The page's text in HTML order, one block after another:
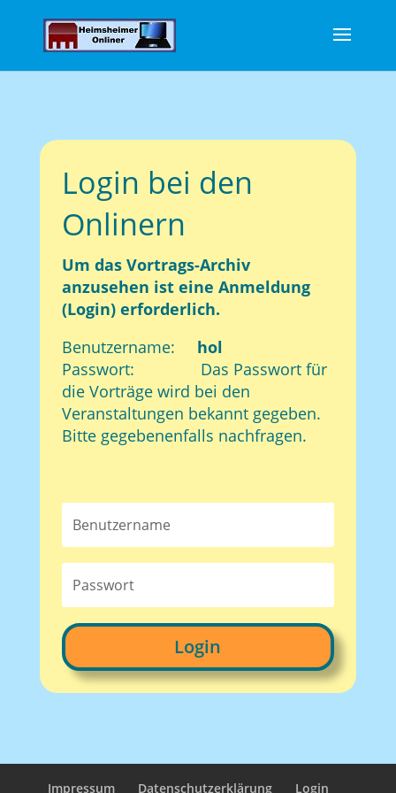
Login bei den
Onlinern
Um das Vortrags-Archiv
anzusehen ist eine Anmeldung
(Login) erforderlich.
Benutzername:
hol
Passwort: Das Passwort für
die Vorträge wird bei den
Veranstaltungen bekannt gegeben.
Bitte gegebenenfalls nachfragen.
Login
Impressum Datenschutzerklärung Login